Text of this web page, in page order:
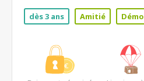
dès 3 ans Amitié